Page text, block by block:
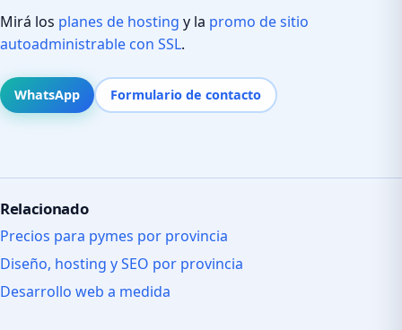
Mirá los planes de hosting y la promo de sitio
autoadministrable con SSL.
WhatsApp Formulario de contacto
Relacionado
Precios para pymes por provincia
Diseño, hosting y SEO por provincia
Desarrollo web a medida